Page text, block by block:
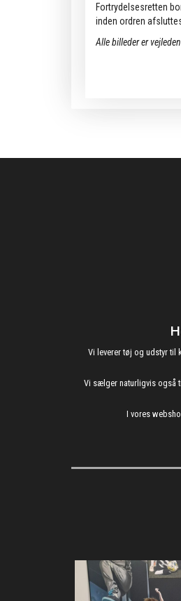
Fortrydelsesretten
inden ordren
Alle billeder er
Vi leverer tøj og udstyr til
Vi sælger naturligvis også
I vores